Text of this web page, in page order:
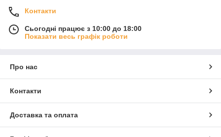
Контакти
Сьогодні працює з 10:00 до 18:00
Показати весь графік роботи
Про нас
Контакти
Доставка та оплата